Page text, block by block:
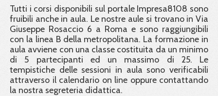
Tutti i corsi disponibili sul portale Impresa8108 sono
fruibili anche in aula. Le nostre aule si trovano in Via
Giuseppe Rosaccio 6 a Roma e sono raggiungibili
con la linea B della metropolitana. La formazione in
aula avviene con una classe costituita da un minimo
di 5 partecipanti ed un massimo di 25. Le
tempistiche delle sessioni in aula sono verificabili
attraverso il calendario on line oppure contattando
la nostra segreteria didattica.